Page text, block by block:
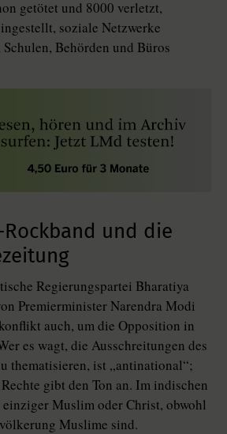
getötet und 8000 verletzt,
soziale Netzwerke
Behörden und Büros
Rockband und die
Regierungspartei Bharatiya
Premierminister Narendra Modi
auch, um die Opposition in
es wagt, die Ausschreitungen des
thematisieren, ist „antinational“;
gibt den Ton an. Im indischen
Muslim oder Christ, obwohl
Muslime sind.